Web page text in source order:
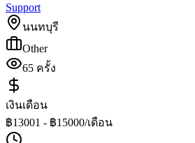
Support
นนทบุรี
Other
65 ครั้ง
เงินเดือน
฿13001 - ฿15000/เดือน